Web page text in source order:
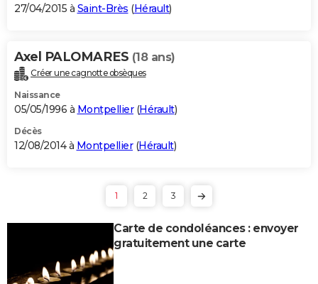
27/04/2015 à Saint-Brès (Hérault)
Axel PALOMARES (18 ans)
Créer une cagnotte obsèques
Naissance
05/05/1996 à Montpellier(Hérault)
Décès
12/08/2014 à Montpellier(Hérault)
1 2 3
Carte de condoléances : envoyer
gratuitement une carte